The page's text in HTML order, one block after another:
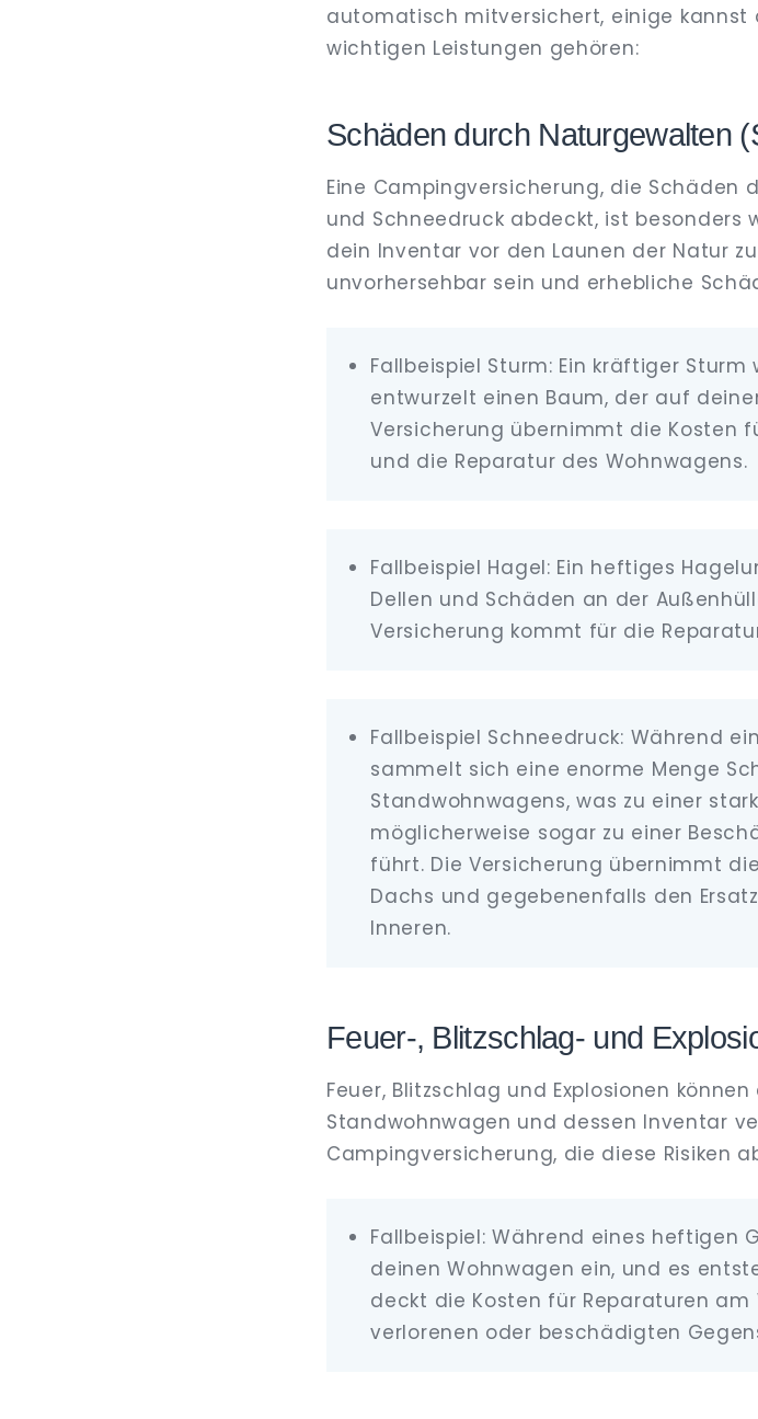
automatisch mitversichert, einige kannst
wichtigen Leistungen gehören:
Schäden durch Naturgewalten
Eine Campingversicherung, die Schäden
und Schneedruck abdeckt, ist besonders
dein Inventar vor den Launen der Natur
unvorhersehbar sein und erhebliche
Fallbeispiel Sturm: Ein kräftiger
entwurzelt einen Baum, der auf
Versicherung übernimmt die Kosten
und die Reparatur des Wohnwagens.
Fallbeispiel Hagel: Ein heftiges
Dellen und Schäden an der
Versicherung kommt für die
Fallbeispiel Schneedruck: Während
sammelt sich eine enorme Menge
Standwohnwagens, was zu einer
möglicherweise sogar zu einer
führt. Die Versicherung übernimmt
Dachs und gegebenenfalls den
Inneren.
Feuer-, Blitzschlag- und
Feuer, Blitzschlag und Explosionen
Standwohnwagen und dessen Inventar
Campingversicherung, die diese Risiken
Fallbeispiel: Während eines heftigen
deinen Wohnwagen ein, und es
deckt die Kosten für Reparaturen am
verlorenen oder beschädigten